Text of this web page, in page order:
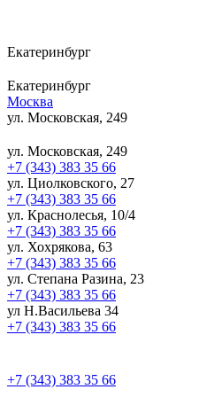
Екатеринбург
Екатеринбург
Москва
ул. Московская, 249
ул. Московская, 249
+7 (343) 383 35 66
ул. Циолковского, 27
+7 (343) 383 35 66
ул. Краснолесья, 10/4
+7 (343) 383 35 66
ул. Хохрякова, 63
+7 (343) 383 35 66
ул. Степана Разина, 23
+7 (343) 383 35 66
ул Н.Васильева 34
+7 (343) 383 35 66
+7 (343) 383 35 66